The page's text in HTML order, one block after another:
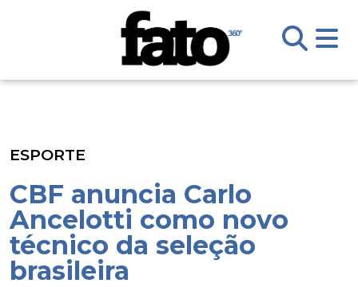
ESPORTE
CBF anuncia Carlo
Ancelotti como novo
técnico da seleção
brasileira